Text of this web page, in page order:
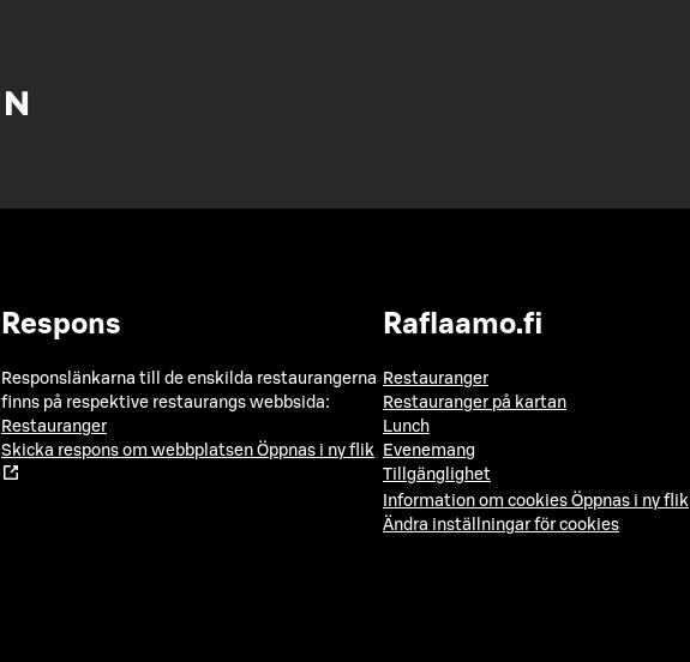
Respons
Responslänkarna till de enskilda restaurangerna
finns på respektive restaurangs webbsida:
Restauranger
Skicka respons om webbplatsen Öppnas i ny flik
Raflaamo.fi
Restauranger
Restauranger på kartan
Lunch
Evenemang
Tillgänglighet
Information om cookies Öppnas i ny flik
Ändra inställningar för cookies